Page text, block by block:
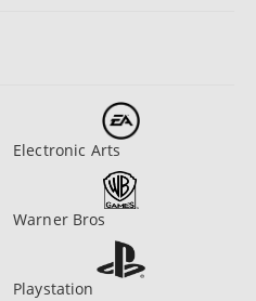
Electronic Arts
Warner Bros
Playstation